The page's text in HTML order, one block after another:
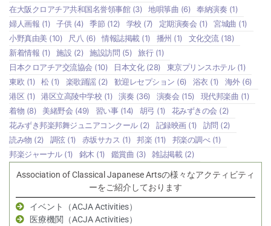
在大阪クロアチア共和国名誉領事館(3) 地唄箏曲 (6) 奉納演奏 (1)
婦人画報 (1) 子供(4) 季節 (12) 学校 (7) 定期演奏会 (1) 宮城曲 (1)
小野真由美 (10) 尺八 (6) 情報誌掲載(1) 播州 (1) 文化交流(18)
新着情報 (1) 施設 (2) 施設訪問 (5) 旅行(1)
日本クロアチア交流協会 (10) 日本文化(28) 東京プリンスホテル(1)
東欧 (1) 松(1) 楽歌踊謡(2) 歓迎レセプション (6) 浴衣 (1) 海外(6)
港区 (1) 港区立高陵中学校 (1) 演奏 (36) 演奏会 (15) 現代邦楽曲 (1)
着物 (8) 美緒野会 (49) 習い事(14) 胡弓 (1) 花みずきの会 (2)
花みずき邦楽邦舞ジュニアコンクール(2) 記録映画(1) 訪問 (2)
読み物 (2) 調弦(1) 赤坂サカス (1) 邦楽 (11) 邦楽の調べ(1)
邦楽ジャーナル(1) 銘木 (1) 鑑賞曲 (3) 雑誌掲載(2)
Association of Classical Japanese Artsの様々なアクティビティ
ーをご紹介しております
イベント（ACJA Activities）
医療機関（ACJA Activities）